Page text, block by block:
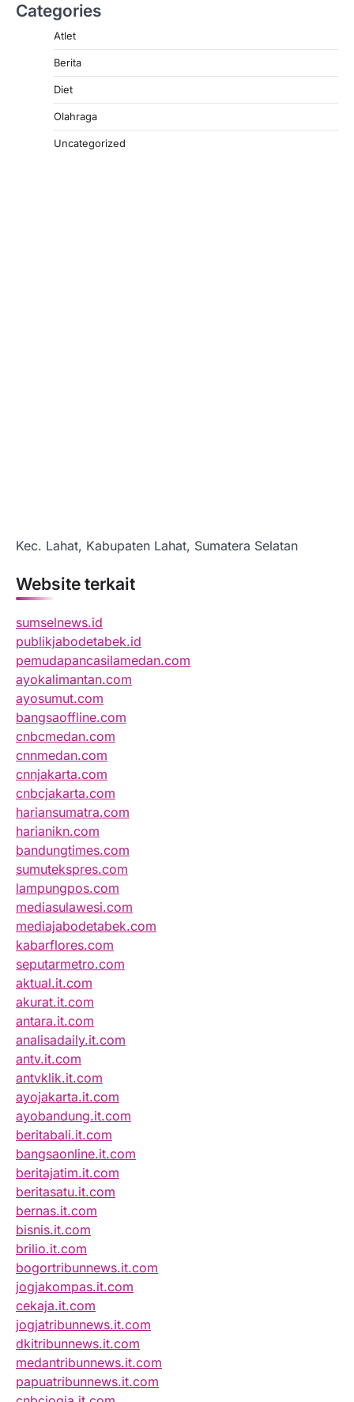
Categories
Atlet
Berita
Diet
Olahraga
Uncategorized
Kec. Lahat, Kabupaten Lahat, Sumatera Selatan
Website terkait
sumselnews.id
publikjabodetabek.id
pemudapancasilamedan.com
ayokalimantan.com
ayosumut.com
bangsaoffline.com
cnbcmedan.com
cnnmedan.com
cnnjakarta.com
cnbcjakarta.com
hariansumatra.com
harianikn.com
bandungtimes.com
sumutekspres.com
lampungpos.com
mediasulawesi.com
mediajabodetabek.com
kabarflores.com
seputarmetro.com
aktual.it.com
akurat.it.com
antara.it.com
analisadaily.it.com
antv.it.com
antvklik.it.com
ayojakarta.it.com
ayobandung.it.com
beritabali.it.com
bangsaonline.it.com
beritajatim.it.com
beritasatu.it.com
bernas.it.com
bisnis.it.com
brilio.it.com
bogortribunnews.it.com
jogjakompas.it.com
cekaja.it.com
jogjatribunnews.it.com
dkitribunnews.it.com
medantribunnews.it.com
papuatribunnews.it.com